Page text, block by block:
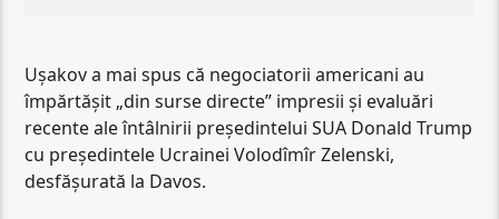
Ușakov a mai spus că negociatorii americani au
împărtășit „din surse directe” impresii și evaluări
recente ale întâlnirii președintelui SUA Donald Trump
cu președintele Ucrainei Volodîmîr Zelenski,
desfășurată la Davos.